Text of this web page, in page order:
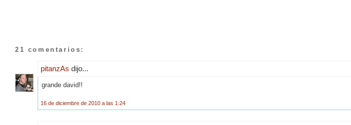
21 comentarios:
pitanzAs dijo...
grande david!!
16 de diciembre de 2010 a las 1:24